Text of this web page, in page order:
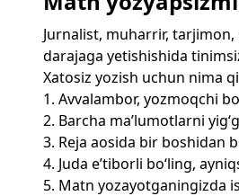
Jurnalist, muharrir,
darajaga yetishishida
Xatosiz yozish uchun nima
1. Avvalambor, yozmoqchi
2. Barcha ma’lumotlarni
3. Reja aosida bir boshidan
4. Juda e’tiborli bo‘ling,
5. Matn yozayotganingizda